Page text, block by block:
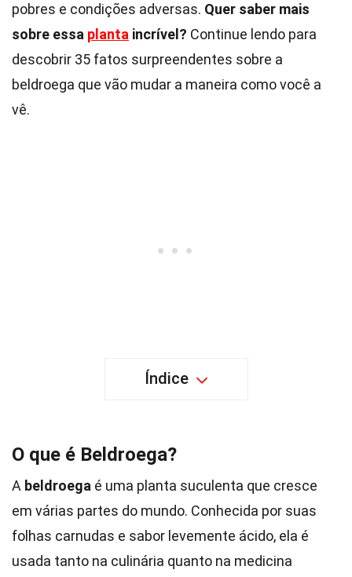
pobres e condições adversas. Quer saber mais
sobre essa planta incrível? Continue lendo para
descobrir 35 fatos surpreendentes sobre a
beldroega que vão mudar a maneira como você a
vê.
Índice
O que é Beldroega?
A beldroega é uma planta suculenta que cresce
em várias partes do mundo. Conhecida por suas
folhas carnudas e sabor levemente ácido, ela é
usada tanto na culinária quanto na medicina